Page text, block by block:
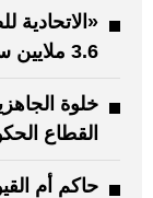
3.6 ملايين سلعة انتقائية مخالفة
خلوة
القطاع
حاكم أم